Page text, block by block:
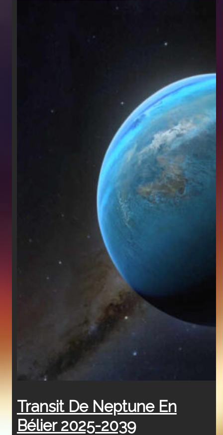
Transit De Neptune En
Bélier 2025-2039